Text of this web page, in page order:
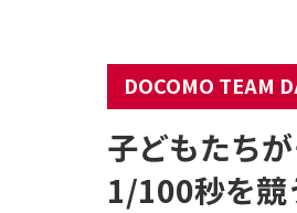
DOCOMO TEAM
子どもたち
1/100秒を競